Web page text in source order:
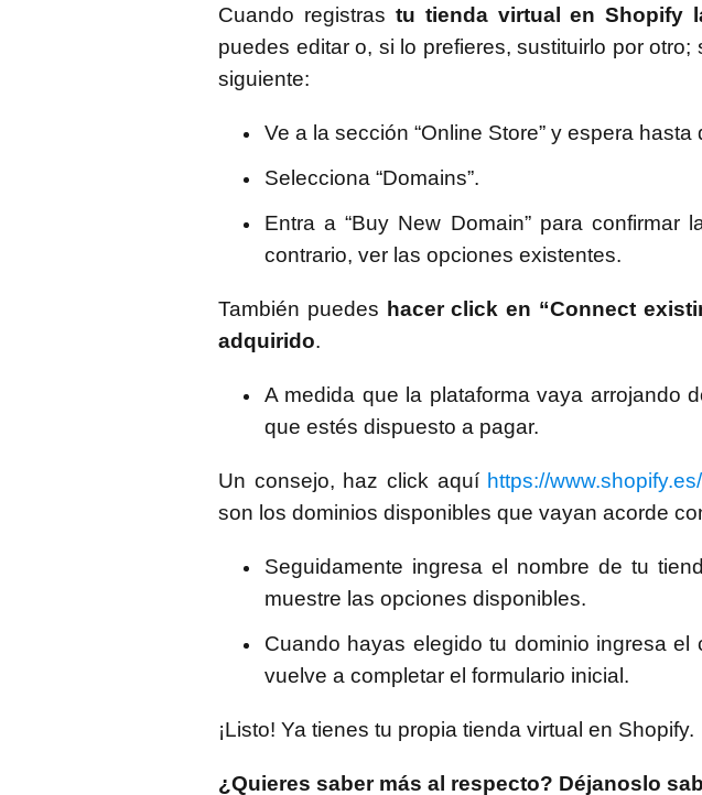
Cuando registras tu tienda virtual en Shopify
puedes editar o, si lo prefieres, sustituirlo por
siguiente:
Ve a la sección “Online Store” y espera
Selecciona “Domains”.
Entra a “Buy New Domain” para
contrario, ver las opciones existentes.
También puedes hacer click en “Connect
adquirido.
A medida que la plataforma vaya arrojando
que estés dispuesto a pagar.
Un consejo, haz click aquí https://
son los dominios disponibles que vayan acorde
Seguidamente ingresa el nombre de tu
muestre las opciones disponibles.
Cuando hayas elegido tu dominio ingresa
vuelve a completar el formulario inicial.
¡Listo! Ya tienes tu propia tienda virtual en Shopify.
¿Quieres saber más al respecto? Déjanoslo